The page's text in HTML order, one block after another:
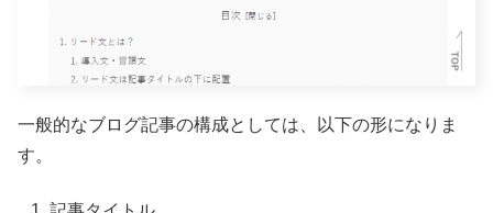
一般的なブログ記事の構成としては、以下の形になりま
す。